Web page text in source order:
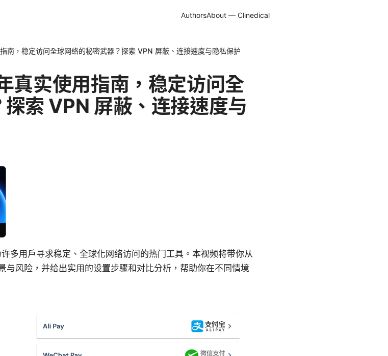
AuthorsAbout — Clinedical
南，稳定访问全球网络的秘密武器？探索 VPN 屏蔽、连接速度与隐私保护
实使用指南，稳定访问全
索 VPN 屏蔽、连接速度与
多用户寻求稳定、全球化网络访问的热门工具。本视频将带你从
与风险，并给出实用的设置步骤和对比分析，帮助你在不同情境